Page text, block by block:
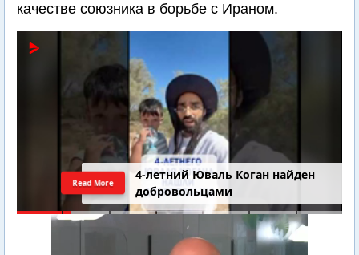
качестве союзника в борьбе с Ираном.
4-летний Юваль Коган найден
добровольцами
Read More